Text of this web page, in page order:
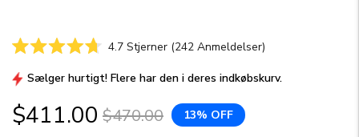
4.7
ud
5
stjerner
4.7 Stjerner (242 Anmeldelser)
at
Sælger hurtigt! Flere har den i deres indkøbskurv.
$411.00 $470.00 13% OFF